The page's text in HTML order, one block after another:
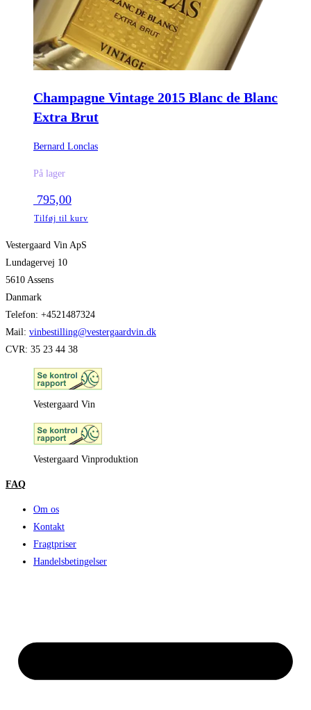
Champagne Vintage 2015 Blanc de Blanc
Extra Brut
Bernard Lonclas
På lager
795,00
Tilføj til kurv
Vestergaard Vin ApS
Lundagervej 10
5610 Assens
Danmark
Telefon: +4521487324
Mail: vinbestilling@vestergaardvin.dk
CVR: 35 23 44 38
Vestergaard Vin
Vestergaard Vinproduktion
FAQ
Om os
Kontakt
Fragtpriser
Handelsbetingelser